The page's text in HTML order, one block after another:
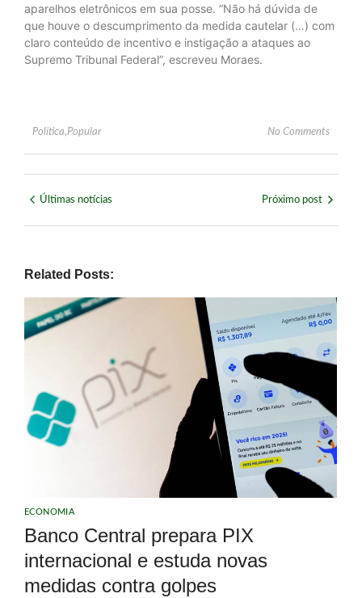
aparelhos eletrônicos em sua posse. “Não há dúvida de
que houve o descumprimento da medida cautelar (…) com
claro conteúdo de incentivo e instigação a ataques ao
Supremo Tribunal Federal”, escreveu Moraes.
Política,Popular No Comments
Últimas notícias Próximo post
Related Posts:
ECONOMIA
Banco Central prepara PIX
internacional e estuda novas
medidas contra golpes